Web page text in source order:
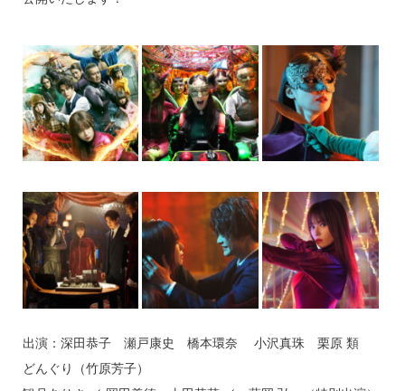
出演：深田恭子 瀬戸康史 橋本環奈 小沢真珠 栗原 類
どんぐり（竹原芳子）